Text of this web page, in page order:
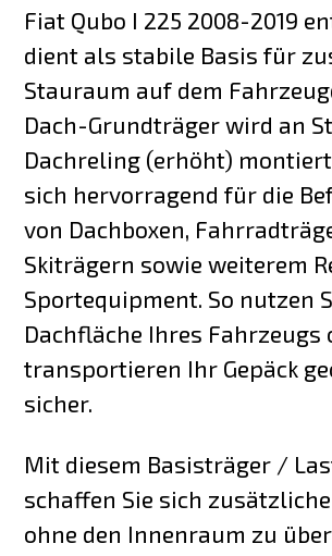
Fiat Qubo I 225 2008-2019
dient als stabile Basis für
Stauraum auf dem
Dach-Grundträger wird an
Dachreling (erhöht)
sich hervorragend für die
von Dachboxen,
Skiträgern sowie weiterem
Sportequipment. So nutzen
Dachfläche Ihres Fahrzeugs
transportieren Ihr Gepäck
sicher.
Mit diesem Basisträger /
schaffen Sie sich
ohne den Innenraum zu